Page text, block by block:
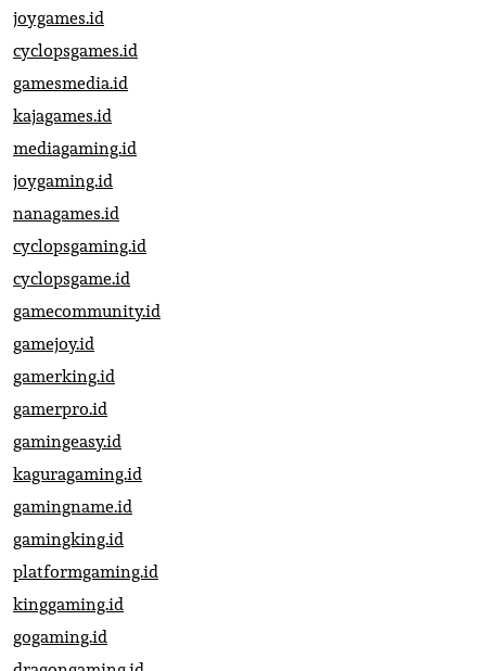
joygames.id
cyclopsgames.id
gamesmedia.id
kajagames.id
mediagaming.id
joygaming.id
nanagames.id
cyclopsgaming.id
cyclopsgame.id
gamecommunity.id
gamejoy.id
gamerking.id
gamerpro.id
gamingeasy.id
kaguragaming.id
gamingname.id
gamingking.id
platformgaming.id
kinggaming.id
gogaming.id